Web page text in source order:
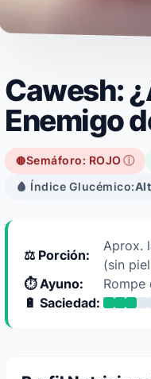
Cawesh:
Enemigo
🔴Semáforo: ROJO ⓘ
🩸 Índice Glucémico:
⚖️ Porción:
Aprox.
(sin
⏱️ Ayuno:
Rompe
🔋 Saciedad: